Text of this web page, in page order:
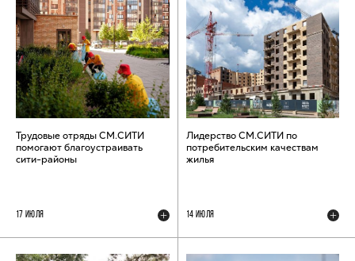
Трудовые отряды СМ.СИТИ
помогают благоустраивать
сити-районы
17 ИЮЛЯ
Лидерство СМ.СИТИ по
потребительским качествам
жилья
14 ИЮЛЯ